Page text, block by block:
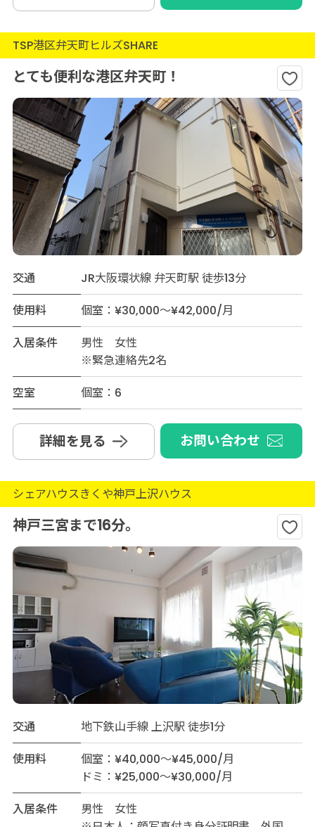
TSP港区弁天町ヒルズSHARE
とても便利な港区弁天町！
交通
JR大阪環状線 弁天町駅 徒歩13分
使用料
個室：¥30,000～¥42,000/月
入居条件
男性 女性
※緊急連絡先2名
空室
個室：6
詳細を見る お問い合わせ
シェアハウスきくや神戸上沢ハウス
神戸三宮まで16分。
交通
地下鉄山手線 上沢駅 徒歩1分
使用料
個室：¥40,000～¥45,000/月
ドミ：¥25,000～¥30,000/月
入居条件
男性 女性